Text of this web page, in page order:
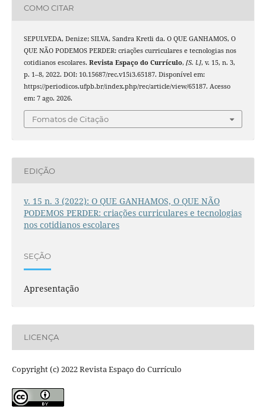
COMO CITAR
SEPULVEDA, Denize; SILVA, Sandra Kretli da. O QUE GANHAMOS, O
QUE NÃO PODEMOS PERDER: criações curriculares e tecnologias nos
cotidianos escolares. Revista Espaço do Currículo, [S. l.], v. 15, n. 3,
p. 1–8, 2022. DOI: 10.15687/rec.v15i3.65187. Disponível em:
https://periodicos.ufpb.br/index.php/rec/article/view/65187. Acesso
em: 7 ago. 2026.
Fomatos de Citação
EDIÇÃO
v. 15 n. 3 (2022): O QUE GANHAMOS, O QUE NÃO
PODEMOS PERDER: criações curriculares e tecnologias
nos cotidianos escolares
SEÇÃO
Apresentação
LICENÇA
Copyright (c) 2022 Revista Espaço do Currículo